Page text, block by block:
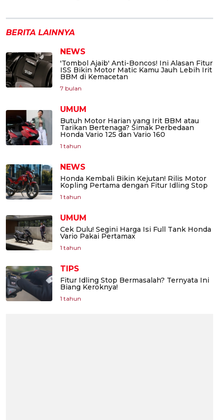
BERITA LAINNYA
NEWS
'Tombol Ajaib' Anti-Boncos! Ini Alasan Fitur
ISS Bikin Motor Matic Kamu Jauh Lebih Irit
BBM di Kemacetan
7 bulan
UMUM
Butuh Motor Harian yang Irit BBM atau
Tarikan Bertenaga? Simak Perbedaan
Honda Vario 125 dan Vario 160
1 tahun
NEWS
Honda Kembali Bikin Kejutan! Rilis Motor
Kopling Pertama dengan Fitur Idling Stop
1 tahun
UMUM
Cek Dulu! Segini Harga Isi Full Tank Honda
Vario Pakai Pertamax
1 tahun
TIPS
Fitur Idling Stop Bermasalah? Ternyata Ini
Biang Keroknya!
1 tahun